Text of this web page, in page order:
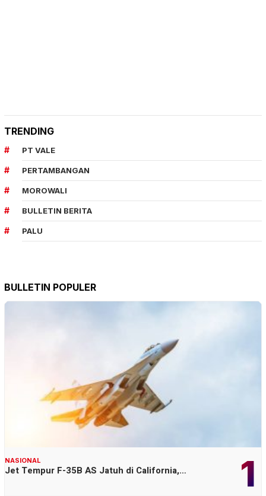
TRENDING
PT VALE
PERTAMBANGAN
MOROWALI
BULLETIN BERITA
PALU
BULLETIN POPULER
1
NASIONAL
Jet Tempur F-35B AS Jatuh di California,…